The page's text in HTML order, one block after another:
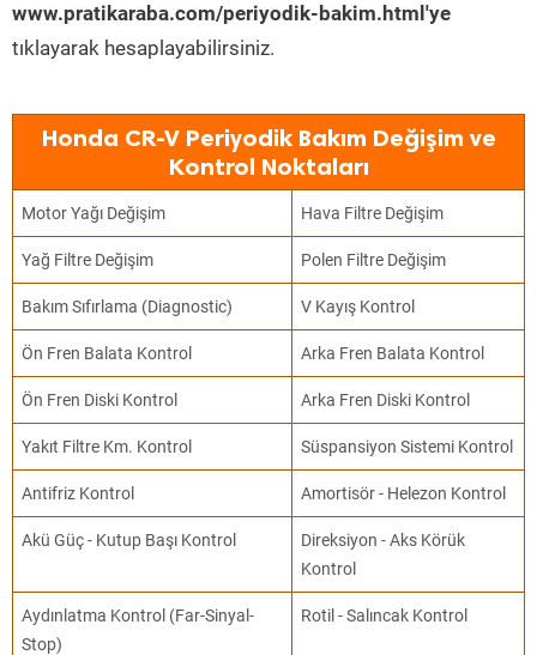
www.pratikaraba.com/periyodik-bakim.html'ye
tıklayarak hesaplayabilirsiniz.
Honda CR-V Periyodik Bakım Değişim ve
Kontrol Noktaları
Motor Yağı Değişim Hava Filtre Değişim
Yağ Filtre Değişim Polen Filtre Değişim
Bakım Sıfırlama (Diagnostic) V Kayış Kontrol
Ön Fren Balata Kontrol Arka Fren Balata Kontrol
Ön Fren Diski Kontrol Arka Fren Diski Kontrol
Yakıt Filtre Km. Kontrol Süspansiyon Sistemi Kontrol
Antifriz Kontrol Amortisör - Helezon Kontrol
Akü Güç - Kutup Başı Kontrol
Direksiyon - Aks Körük
Kontrol
Aydınlatma Kontrol (Far-Sinyal-
Stop)
Rotil - Salıncak Kontrol